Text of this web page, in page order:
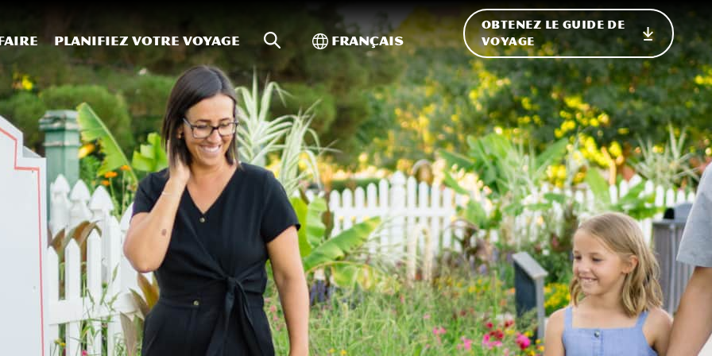
Planifiez votre voyage Recherche sur le site
Basculer vers l'international
Français
OBTENEZ LE GUIDE DE
VOYAGE